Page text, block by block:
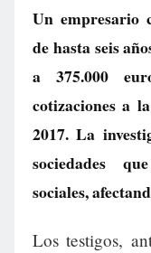
Un empresario
de hasta seis
a 375.000
cotizaciones a
2017. La
sociedades
sociales,
Los testigos,